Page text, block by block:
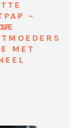
–
MET